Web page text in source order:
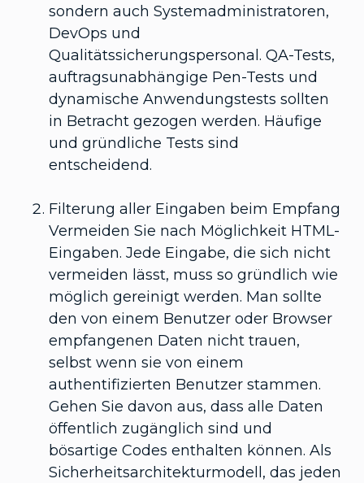
sondern auch Systemadministratoren,
DevOps und
Qualitätssicherungspersonal. QA-Tests,
auftragsunabhängige Pen-Tests und
dynamische Anwendungstests sollten
in Betracht gezogen werden. Häufige
und gründliche Tests sind
entscheidend.
Filterung aller Eingaben beim Empfang
Vermeiden Sie nach Möglichkeit HTML-
Eingaben. Jede Eingabe, die sich nicht
vermeiden lässt, muss so gründlich wie
möglich gereinigt werden. Man sollte
den von einem Benutzer oder Browser
empfangenen Daten nicht trauen,
selbst wenn sie von einem
authentifizierten Benutzer stammen.
Gehen Sie davon aus, dass alle Daten
öffentlich zugänglich sind und
bösartige Codes enthalten können. Als
Sicherheitsarchitekturmodell, das jeden